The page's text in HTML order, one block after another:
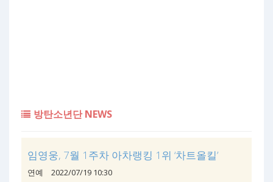
방탄소년단 NEWS
임영웅, 7월 1주차 아차랭킹 1위 ‘차트올킬’
연예
2022/07/19 10:30